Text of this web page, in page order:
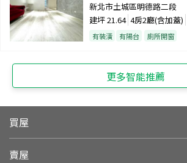
新北市土城區明德路二段
建坪21.64 4房2廳(含加蓋)
有裝潢 有陽台 廁所開窗
更多智能推薦
買屋
賣屋